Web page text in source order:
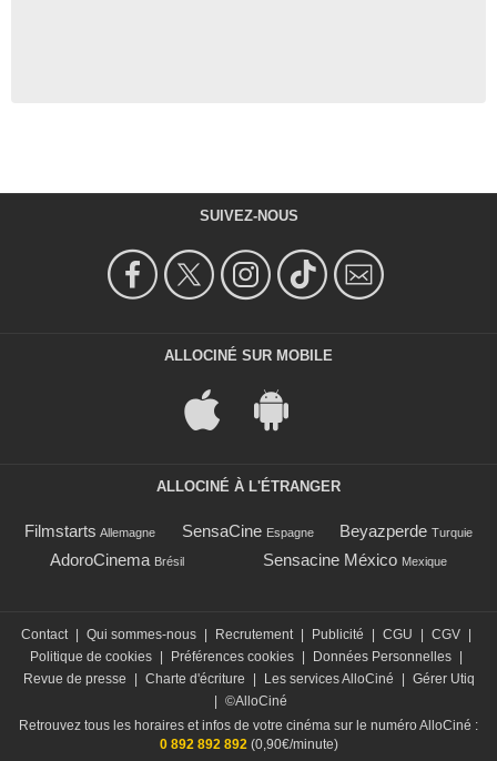
SUIVEZ-NOUS
ALLOCINÉ SUR MOBILE
ALLOCINÉ À L'ÉTRANGER
Filmstarts Allemagne SensaCine Espagne Beyazperde Turquie
AdoroCinema Brésil Sensacine México Mexique
Contact Qui sommes-nous Recrutement Publicité CGU CGV
Politique de cookies
Préférences cookies Données Personnelles
Revue de presse
Charte d'écriture Les services AlloCiné
Gérer Utiq
©AlloCiné
Retrouvez tous les horaires et infos de votre cinéma sur le numéro AlloCiné :
0 892 892 892(0,90€/minute)